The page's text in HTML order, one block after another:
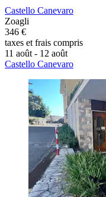
Castello Canevaro
Zoagli
346 €
taxes et frais compris
11 août - 12 août
Castello Canevaro